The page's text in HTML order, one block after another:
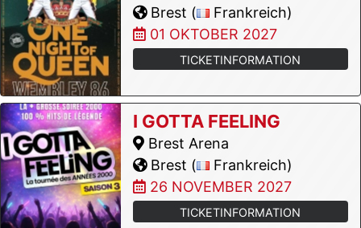
Brest (
Frankreich)
01 OKTOBER 2027
TICKETINFORMATION
I GOTTA FEELING
Brest Arena
Brest (
Frankreich)
26 NOVEMBER 2027
TICKETINFORMATION